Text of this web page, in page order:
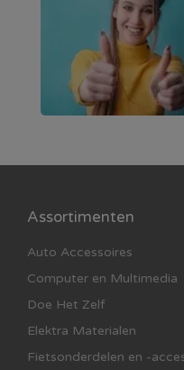
Assortimenten
Auto Accessoires
Computer en Multimedia
Doe Het Zelf
Elektra Materialen
Fietsonderdelen en -